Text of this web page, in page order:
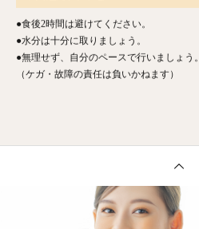
●食後2時間は避けてください。
●水分は十分に取りましょう。
●無理せず、自分のペースで行いましょう。
（ケガ・故障の責任は負いかねます）